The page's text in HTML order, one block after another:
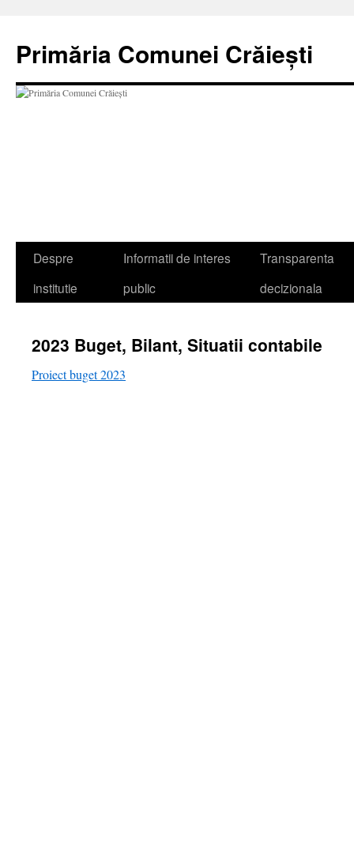
conținut
Primăria Comunei Crăiești
Despre
institutie
Informatii de interes
public
Transparenta
decizionala
2023 Buget, Bilant, Situatii contabile
Proiect buget 2023